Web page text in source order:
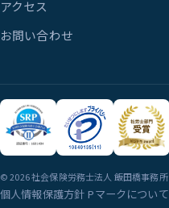
アクセス
お問い合わせ
© 2026 社会保険労務士法人 飯田橋事務所
個人情報保護方針 Pマークについて